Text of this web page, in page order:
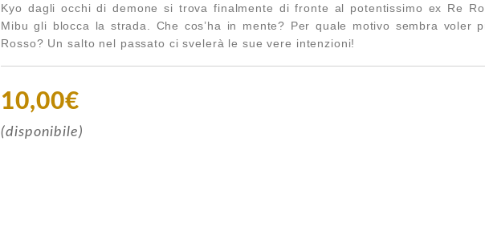
Kyo dagli occhi di demone si trova finalmente di fronte al potentissimo ex Re
Mibu gli blocca la strada. Che cos’ha in mente? Per quale motivo sembra voler
Rosso? Un salto nel passato ci svelerà le sue vere intenzioni!
10,00€
(disponibile)